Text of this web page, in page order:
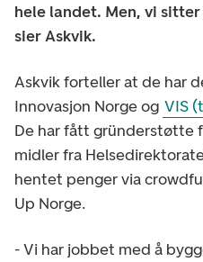
hele landet. Men, vi
sier Askvik.
Askvik forteller at de har
Innovasjon Norge og VIS
De har fått gründerstøtte
midler fra
hentet penger via
Up Norge.
- Vi har jobbet med å